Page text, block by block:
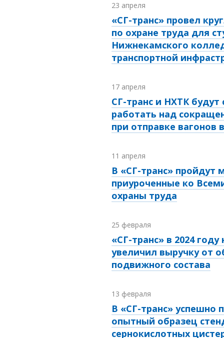
23 апреля
«СГ-транс» провел
по охране труда для
Нижнекамского
транспортной
17 апреля
СГ-транс и НХТК будут
работать над
при отправке вагонов
11 апреля
В «СГ-транс» пройдут
приуроченные ко
охраны труда
25 февраля
«СГ-транс» в 2024 году
увеличил выручку от
подвижного состава
13 февраля
В «СГ-транс» успешно
опытный образец
сернокислотных